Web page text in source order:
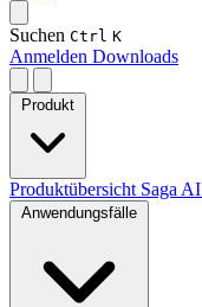
Suchen Ctrl K
Anmelden Downloads
Produktübersicht Saga AI